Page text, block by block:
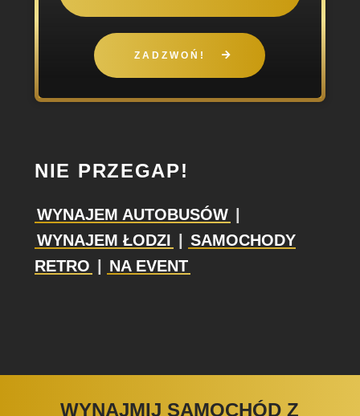
ZADZWOŃ!
NIE PRZEGAP!
WYNAJEM AUTOBUSÓW |
WYNAJEM ŁODZI | SAMOCHODY
RETRO | NA EVENT
WYNAJMIJ SAMOCHÓD Z